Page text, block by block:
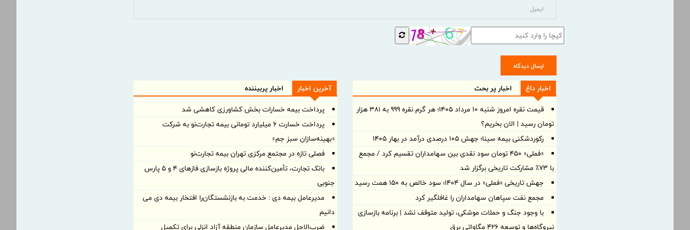
ارسال دیدگاه
اخبار داغ
اخبار پر بحث
قیمت نقره امروز شنبه ۱۰ مرداد ۱۴۰۵؛ هر گرم نقره ۹۹۹ به ۳۸۱ هزار
تومان رسید | الان بخریم؟
رکوردشکنی بیمه سینا؛ جهش 105 درصدی درآمد در بهار 1405
«فملی» ۴۵۰ تومان سود نقدی بین سهامداران تقسیم کرد / مجمع
با ۷۳٪ مشارکت تاریخی برگزار شد
جهش تاریخی «فملی» در سال ۱۴۰۴؛ سود خالص به ۱۵۰ همت رسید
مجمع نفت سپاهان سهامداران را غافلگیر کرد
با وجود جنگ و حملات موشکی، تولید متوقف نشد | برنامه بازسازی
نیروگاه‌ها و توسعه ۴۲۶ مگاواتی برق
آخرین اخبار
اخبار پربیننده
پرداخت بیمه خسارات بخش کشاورزی کاهشی شد
پرداخت خسارت ۶ میلیارد تومانی بیمه تجارت‌نو به شرکت
«بهینه‌سازان سبز جم»
فصلی تازه در مجتمع مرکزی تهران بیمه تجارت‌نو
بانک تجارت، تأمین‌کننده مالی پروژه بازسازی فازهای ۴ و ۵ پارس
جنوبی
مدیرعامل بیمه دی : خدمت به بازنشستگان‌را افتخار بیمه دی می
دانیم
ضرب‌الاجل مدیرعامل سازمان منطقه آزاد انزلی برای تكمیل